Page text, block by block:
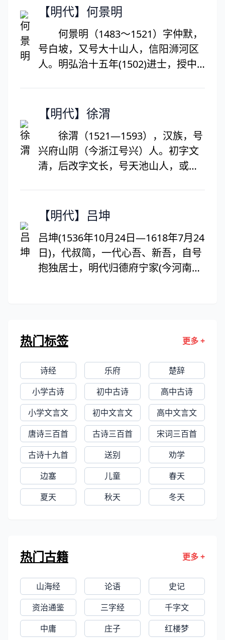
西天津桥南，自号安乐先生。出游时
必坐一小车，由一人牵拉。宋仁宗嘉
祐与宋神宗熙宁初，两度被举，均称
疾不赴。熙宁十年（1077年）病卒，
终年六十七岁。宋哲宗元祐中赐谥康
节。
龚鼎孳并称“江左三大家”，又为娄东
庆体”，后自成新吟，后人称之为“梅
村体”。
【明代】何景明
何景明（1483～1521）字仲默，
号白坡，又号大十山人，信阳浉河区
人。明弘治十五年(1502)进士，授中
至陕西提学副使。为“前七子”之一，
唐，一些诗作颇有现实内容。有《大
十集》。
【明代】徐渭
徐渭（1521—1593），汉族，号
兴府山阴（今浙江号兴）人。初字文
清，后改字文长，号天池山人，或署
回山人、山阴布衣、白鹇山人、鹅鼻
家、军事家。民间也普遍流传他的故
事传说，关于他年轻时如何聪明，后
来如何捉弄官宦等。
【明代】吕坤
吕坤(1536年10月24日—1618年7月24
日)，代叔简，一代心吾、新吾，自号
抱独居士，明代归德府宁家(今河南商
《夜气铭》、《招良心诗》等，除
《去伪斋集》等十余种，内容涉及政
治、经济、刑法、军事、水利、教
育、音韵、医学等各个方面。吕坤思
想对后世有很大影响，其代表作《吕
坤全集》是文化典籍整理中的原创性
之作。现在宁家有吕坤篆盖于慎行的
墓志铭。
热门标签 更多 +
诗经 乐府
楚辞
小学古诗
初中古诗
高中古诗
小学文言文
初中文言文
高中文言文
唐诗三百首
古诗三百首
宋词三百首
古诗十九首
送别
劝学
边塞
儿童
春天
夏天
秋天 冬天
热门古籍 更多 +
山海经 论语
史记
资治通鉴
三字经
千字文
中庸
庄子 红楼梦